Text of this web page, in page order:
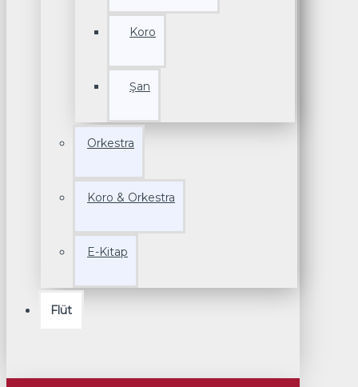
Koro
Şan
Orkestra
Koro & Orkestra
E-Kitap
Flüt